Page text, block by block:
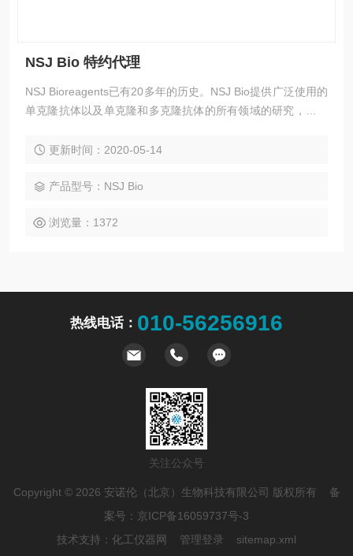
NSJ Bio 特约代理
NSJ Bioreagents已有20多年的历史。NSJ Bio提供广泛使用的
单克隆抗体以及单克隆和多克隆抗体的所有领域的研究，包括
录因子。产品提供多种规格，以更好地适应研究人员的测试需
更新时间：2020-05-14
产品型号：NSJ Bio
浏览量：1372
热线电话： 010-56256916
关注公众号
Copyright © 2026 安诺伦（北京）生物科技有限公司 版权所有 备
案号： 京ICP备16059737号-3
技术支持： 化工仪器网 管理登录 sitemap.xml